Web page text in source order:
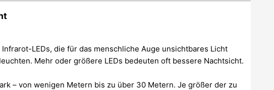
LEDs, die für das menschliche Auge unsichtbares Licht
Mehr oder größere LEDs bedeuten oft bessere Nachtsicht.
– von wenigen Metern bis zu über 30 Metern. Je größer der zu